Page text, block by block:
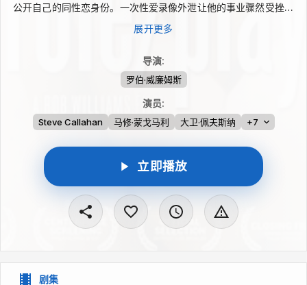
公开自己的同性恋身份。一次性爱录像外泄让他的事业骤然受挫，
他只好到棕榈泉暂避风头。度假期间，他遇见积极争取同志婚姻权
益的特瑞。两人一个厌恶对方的隐瞒，一个嘲讽对方私生活牵累事
展开更多
导演:
罗伯·威廉姆斯
演员:
Steve Callahan 马修·蒙戈马利 大卫·佩夫斯纳 +7
立即播放
剧集